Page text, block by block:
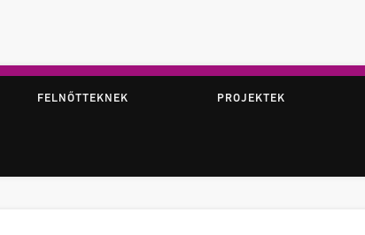
FELNŐTTEKNEK PROJEKTEK